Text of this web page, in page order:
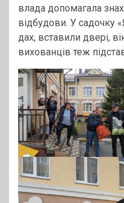
влада допомагала
відбудови. У садочку
дах, вставили двері,
вихованців теж